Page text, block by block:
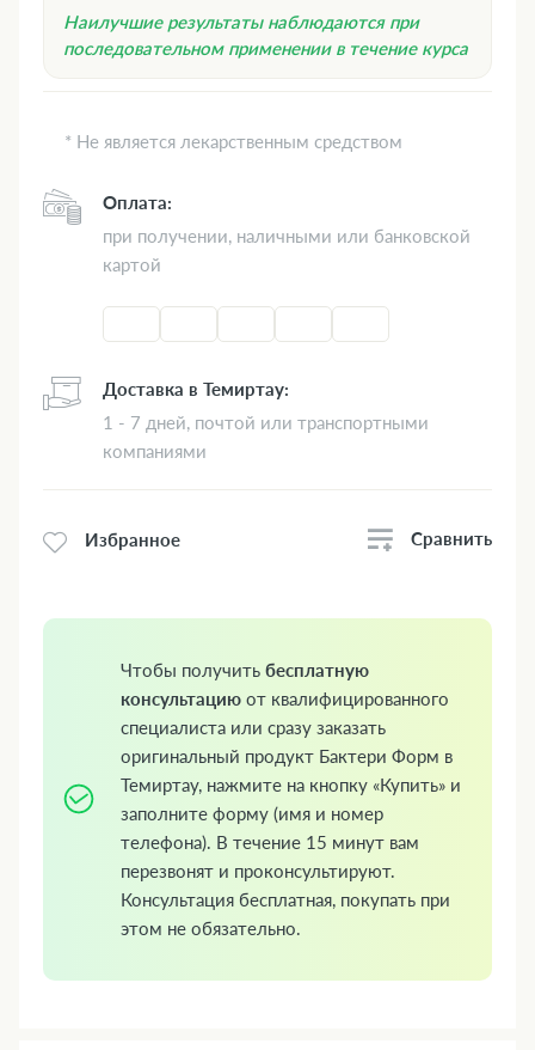
Наилучшие результаты наблюдаются при
последовательном применении в течение курса
* Не является лекарственным средством
Оплата:
при получении, наличными или банковской
картой
Доставка в Темиртау:
1 - 7 дней, почтой или транспортными
компаниями
Избранное Сравнить
Чтобы получить бесплатную
консультацию от квалифицированного
специалиста или сразу заказать
оригинальный продукт Бактери Форм в
Темиртау, нажмите на кнопку «Купить» и
заполните форму (имя и номер
телефона). В течение 15 минут вам
перезвонят и проконсультируют.
Консультация бесплатная, покупать при
этом не обязательно.